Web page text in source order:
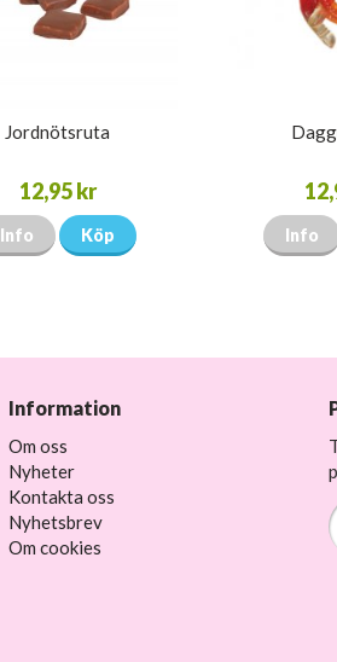
Jordnötsruta
12,95 kr
Info Köp Info
Information
Om oss
Nyheter
Kontakta oss
Nyhetsbrev
Om cookies